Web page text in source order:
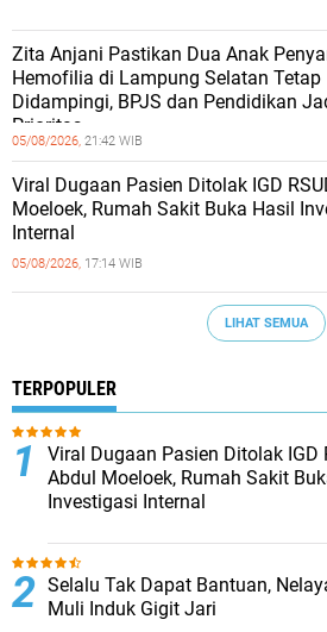
Zita Anjani Pastikan Dua Anak
Hemofilia di Lampung Selatan Tetap
Didampingi, BPJS dan Pendidikan
Prioritas
05/08/2026, 21:42 WIB
Viral Dugaan Pasien Ditolak IGD
Moeloek, Rumah Sakit Buka Hasil
Internal
05/08/2026, 17:14 WIB
LIHAT SEMUA
TERPOPULER
Viral Dugaan Pasien Ditolak IGD
Abdul Moeloek, Rumah Sakit
Investigasi Internal
Selalu Tak Dapat Bantuan,
Muli Induk Gigit Jari